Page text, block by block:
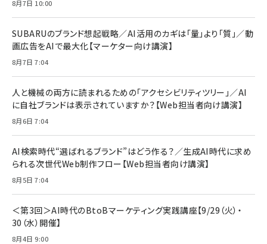
￥880
ママ投資家が育休中に１億貯めた株式投資
組織の成果を最大化する ルールのデザイン
￥1,980
Amazonランキングをもっと見る
￥6,980
全ワイヤレスイヤホン/アクティブノイズキャンセリ
技術基準適合】ブラック
￥5,990
ケーブル Anker絡まないケーブル 240W 結束バン
ド付き USB PD対応 シリコン素材採用 iPhone
17 / 16 / 15 / Galaxy iPad Pro MacBook
Pro/Air 各種対応 (1.8m ミッドナイトブラック)
￥1,890
Pro/Air 各種対応 (1.8m ミッドナイトブラック)
￥1,890
サッポロ 生ビール 黒ラベル 350ml 缶 24本 ビー
ル ケース買い【6/30応募〆切! 黒ラベルビヤセラー
￥4,857
8月7日 10:00
SUBARUのブランド想起戦略／AI活用のカギは「量」より「質」／動
画広告をAIで最大化【マーケター向け講演】
8月7日 7:04
人と機械の両方に読まれるための「アクセシビリティツリー」／AI
に自社ブランドは表示されていますか？【Web担当者向け講演】
8月6日 7:04
AI検索時代“選ばれるブランド”はどう作る？／生成AI時代に求め
られる次世代Web制作フロー【Web担当者向け講演】
8月5日 7:04
＜第3回＞AI時代のBtoBマーケティング実践講座【9/29（火）・
30（水）開催】
8月4日 9:00